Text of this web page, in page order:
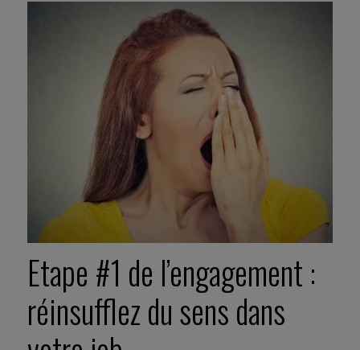
Etape #1 de l’engagement :
réinsufflez du sens dans